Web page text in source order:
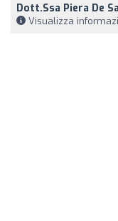
Dott.ssa Piera De
Visualizza